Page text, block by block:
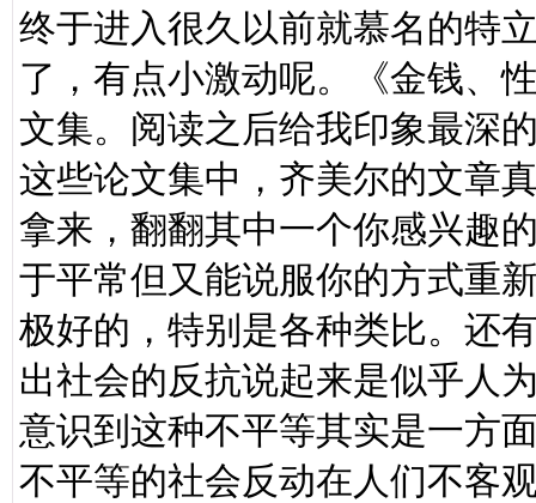
终于进入很久以前就慕名的特
了，有点小激动呢。《金钱、
文集。阅读之后给我印象最深
这些论文集中，齐美尔的文章
拿来，翻翻其中一个你感兴趣
于平常但又能说服你的方式重
极好的，特别是各种类比。还
出社会的反抗说起来是似乎人
意识到这种不平等其实是一方
不平等的社会反动在人们不客